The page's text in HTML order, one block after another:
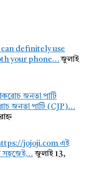
can definitely use
your phone… জুলাই
জনতা পার্টি
জনতা পার্টি (CJP)…
jojoji.com এই
সহজেই… জুলাই 13,